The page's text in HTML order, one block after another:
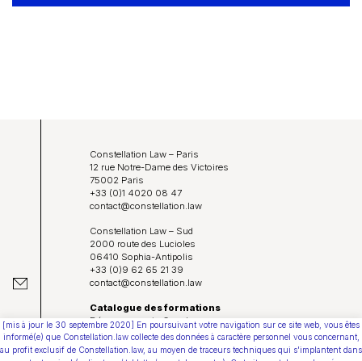
Constellation Law – Paris
12 rue Notre-Dame des Victoires
75002 Paris
+33 (0)1 4020 08 47
contact@constellation.law
Constellation Law – Sud
2000 route des Lucioles
06410 Sophia-Antipolis
+33 (0)9 62 65 21 39
contact@constellation.law
Catalogue des formations
Déposer un avis Google
Protection de vos données personnelles
Conditions Générales d’Utilisation
[mis à jour le 30 septembre 2020] En poursuivant votre navigation sur ce site web, vous êtes
informé(e) que Constellation.law collecte des données à caractère personnel vous concernant,
au profit exclusif de Constellation.law, au moyen de traceurs techniques qui s'implantent dans